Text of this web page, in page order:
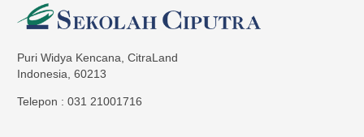
Puri Widya Kencana, CitraLand
Indonesia, 60213
Telepon : 031 21001716